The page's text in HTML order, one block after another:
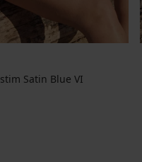
Satin Blue VI